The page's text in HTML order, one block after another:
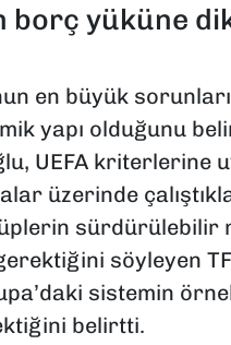
borç yüküne
en büyük
yapı olduğunu
UEFA kriterlerine
üzerinde
sürdürülebilir
söyleyen
sistemin
belirtti.